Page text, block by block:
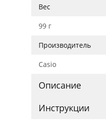
Вес
99 г
Производитель
Casio
Описание
Инструкции